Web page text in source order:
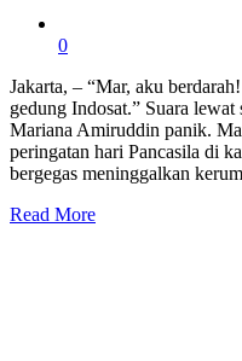
0
Jakarta, – “Mar, aku
gedung Indosat.” Suara
Mariana Amiruddin panik.
peringatan hari Pancasila di
bergegas meninggalkan
Read More